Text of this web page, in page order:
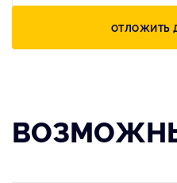
ОТЛОЖИТЬ